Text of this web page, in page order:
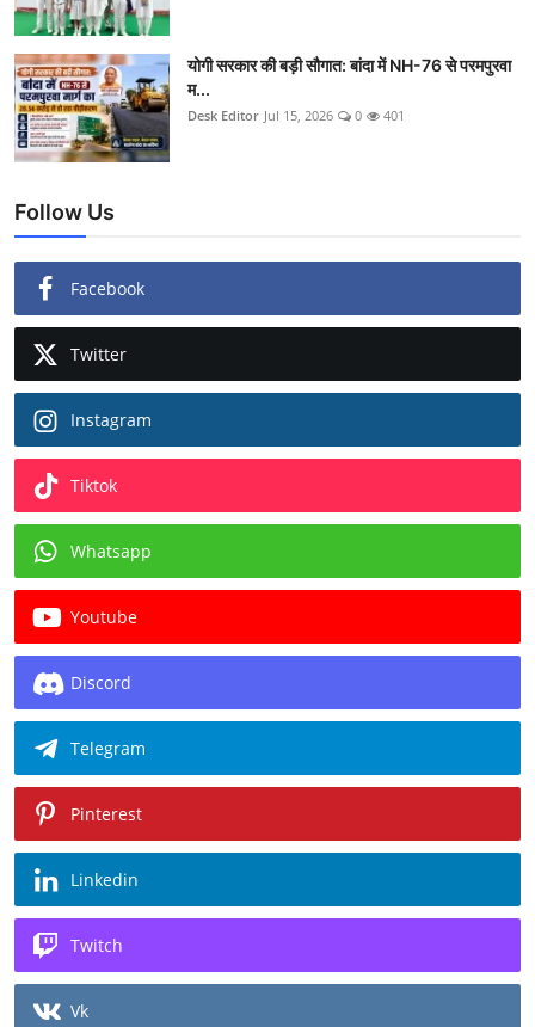
योगी सरकार की बड़ी सौगात: बांदा में NH-76 से परमपुरवा
म...
Desk Editor Jul 15, 2026 0 401
Follow Us
Facebook
Twitter
Instagram
Tiktok
Whatsapp
Youtube
Discord
Telegram
Pinterest
Linkedin
Twitch
Vk